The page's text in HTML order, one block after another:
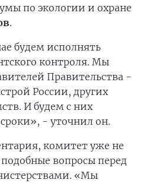
по экологии и охране
.
будем исполнять
контроля. Мы
Правительства -
России, других
И будем с них
- уточнил он.
комитет уже не
вопросы перед
«Мы